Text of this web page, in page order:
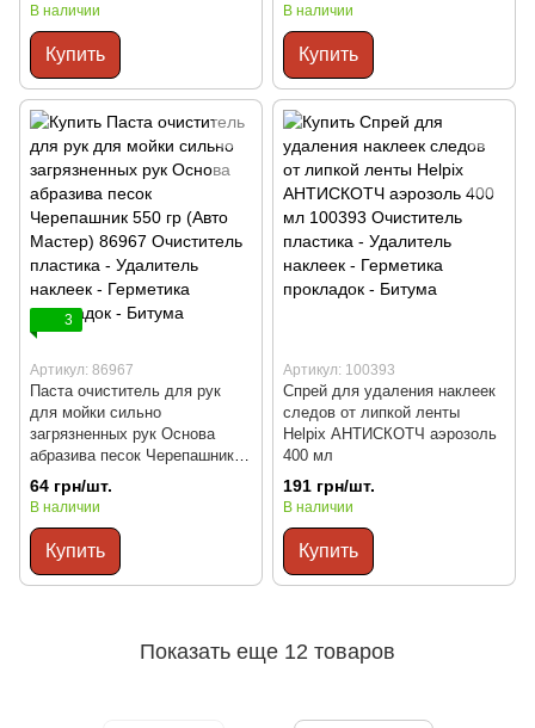
В наличии
Купить
В наличии
Купить
3
Артикул: 86967
Паста очиститель для рук
для мойки сильно
загрязненных рук Основа
абразива песок Черепашник
550 гр (Авто Мастер)
64 грн/шт.
В наличии
Купить
Артикул: 100393
Спрей для удаления наклеек
следов от липкой ленты
Helpix АНТИСКОТЧ аэрозоль
400 мл
191 грн/шт.
В наличии
Купить
Показать еще 12 товаров